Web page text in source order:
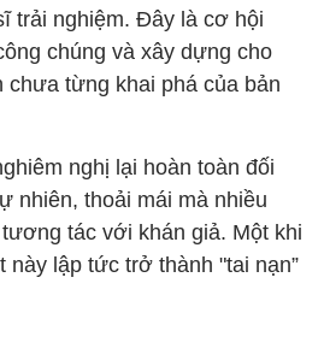
trải nghiệm. Đây là cơ hội
chúng và xây dựng cho
chưa từng khai phá của bản
nghị lại hoàn toàn đối
nhiên, thoải mái mà nhiều
tác với khán giả. Một khi
này lập tức trở thành "tai nạn”